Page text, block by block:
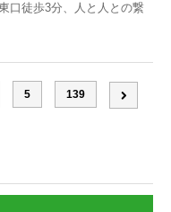
⼝徒歩3分、⼈と⼈との繋
5 139